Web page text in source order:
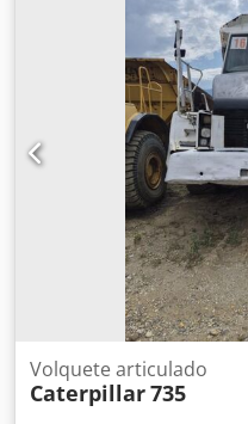
Volquete articulado
Caterpillar735